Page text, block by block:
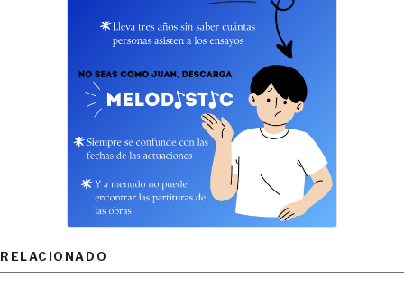
RELACIONADO